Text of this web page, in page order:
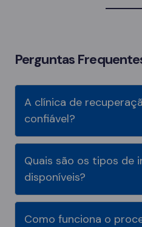
Perguntas
A clínica de
confiável?
Quais são os tipos de
disponíveis?
Como funciona o